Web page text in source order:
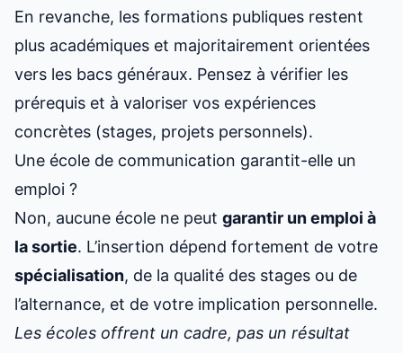
En revanche, les formations publiques restent
plus académiques et majoritairement orientées
vers les bacs généraux. Pensez à vérifier les
prérequis et à valoriser vos expériences
concrètes (stages, projets personnels).
Une école de communication garantit-elle un
emploi ?
Non, aucune école ne peut garantir un emploi à
la sortie. L’insertion dépend fortement de votre
spécialisation, de la qualité des stages ou de
l’alternance, et de votre implication personnelle.
Les écoles offrent un cadre, pas un résultat